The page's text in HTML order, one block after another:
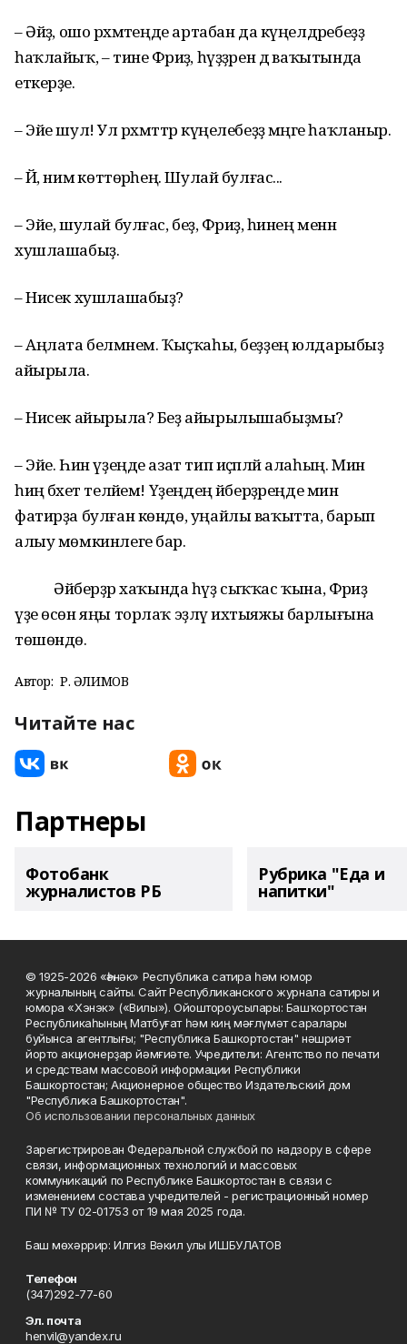
– Әйҙә, ошо рәхмәтеңде артабан да күңелдәребеҙҙә
һаҡлайыҡ, – тине Фәриҙә, һүҙҙәрен дә ваҡытында
еткерҙе.
– Эйе шул! Ул рәхмәттәр күңелебеҙҙә мәңге һаҡланыр.
– Йә, нимә көттөрәһең. Шулай булғас...
– Эйе, шулай булғас, беҙ, Фәриҙә, һинең менән
хушлашабыҙ.
– Нисек хушлашабыҙ?
– Аңлата белмәнем. Ҡыҫҡаһы, беҙҙең юлдарыбыҙ
айырыла.
– Нисек айырыла? Беҙ айырылышабыҙмы?
– Эйе. Һин үҙеңде азат тип иҫәпләй алаһың. Мин
һиңә бәхет теләйем! Үҙеңдең әйберҙәреңде мин
фатирҙа булған көндө, уңайлы ваҡытта, барып
алыу мөмкинлеге бар.
Әйберҙәр хаҡында һүҙ сыҡҡас ҡына, Фәриҙә
үҙе өсөн яңы торлаҡ эҙләү ихтыяжы барлығына
төшөндө.
Автор: Р. ҒӘЛИМОВ
Читайте нас
Партнеры
Фотобанк
журналистов РБ
Рубрика "Еда и
напитки"
© 1925-2026 «Һәнәк» Республика сатира һәм юмор
журналының сайты. Сайт Республиканского журнала сатиры и
юмора «Хэнэк» («Вилы»). Ойоштороусылары: Башҡортостан
Республикаһының Матбуғат һәм киң мәғлүмәт саралары
буйынса агентлығы; "Республика Башкортостан" нәшриәт
йорто акционерҙар йәмғиәте. Учредители: Агентство по печати
и средствам массовой информации Республики
Башкортостан; Акционерное общество Издательский дом
"Республика Башкортостан".
Об использовании персональных данных
Зарегистрирован Федеральной службой по надзору в сфере
связи, информационных технологий и массовых
коммуникаций по Республике Башкортостан в связи с
изменением состава учредителей - регистрационный номер
ПИ № ТУ 02-01753 от 19 мая 2025 года.
Баш мөхәррир: Илгиз Вәкил улы ИШБУЛАТОВ
Телефон
(347)292-77-60
Эл. почта
henvil@yandex.ru